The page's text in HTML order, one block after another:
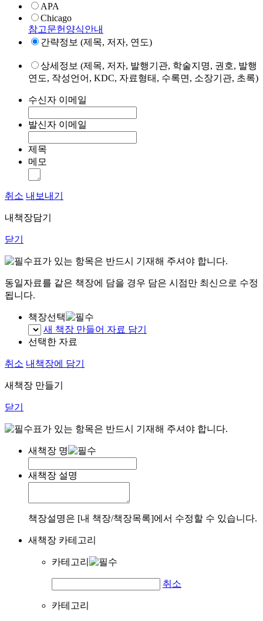
APA
Chicago
참고문헌양식안내
간략정보 (제목, 저자, 연도)
상세정보 (제목, 저자, 발행기관, 학술지명, 권호, 발행
연도, 작성언어, KDC, 자료형태, 수록면, 소장기관, 초록)
수신자 이메일
발신자 이메일
제목
메모
취소 내보내기
내책장담기
닫기
표가 있는 항목은 반드시 기재해 주셔야 합니다.
동일자료를 같은 책장에 담을 경우 담은 시점만 최신으로 수정
됩니다.
책장선택
새 책장 만들어 자료 담기
선택한 자료
취소 내책장에 담기
새책장 만들기
닫기
표가 있는 항목은 반드시 기재해 주셔야 합니다.
새책장 명
새책장 설명
책장설명은 [내 책장/책장목록]에서 수정할 수 있습니다.
새책장 카테고리
카테고리
취소
카테고리